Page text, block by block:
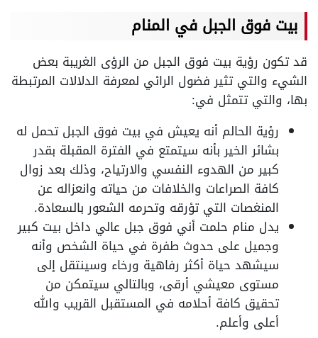
بيت فوق الجبل في المنام
قد تكون رؤية بيت فوق الجبل من الرؤى الغريبة بعض
الشيء والتي تثير فضول الرائي لمعرفة الدلالات المرتبطة
بها، والتي تتمثل في:
رؤية الحالم أنه يعيش في بيت فوق الجبل تحمل له
بشائر الخير بأنه سيتمتع في الفترة المقبلة بقدر
كبير من الهدوء النفسي والارتياح، وذلك بعد زوال
كافة الصراعات والخلافات من حياته وانعزاله عن
المنغصات التي تؤرقه وتحرمه الشعور بالسعادة.
يدل منام حلمت أني فوق جبل عالي داخل بيت كبير
وجميل على حدوث طفرة في حياة الشخص وأنه
سيشهد حياة أكثر رفاهية ورخاء وسينتقل إلى
مستوى معيشي أرقى، وبالتالي سيتمكن من
تحقيق كافة أحلامه في المستقبل القريب والله
أعلى وأعلم.